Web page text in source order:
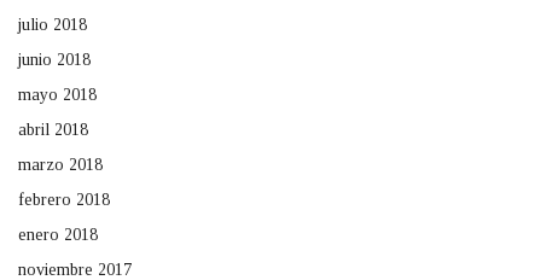
julio 2018
junio 2018
mayo 2018
abril 2018
marzo 2018
febrero 2018
enero 2018
noviembre 2017